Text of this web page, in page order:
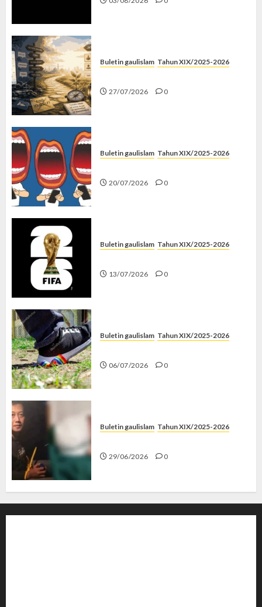
Buletin gaulislam Tahun XIX/2025-2026
27/07/2026 0
Buletin gaulislam Tahun XIX/2025-2026
20/07/2026 0
Buletin gaulislam Tahun XIX/2025-2026
13/07/2026 0
Buletin gaulislam Tahun XIX/2025-2026
06/07/2026 0
Buletin gaulislam Tahun XIX/2025-2026
29/06/2026 0